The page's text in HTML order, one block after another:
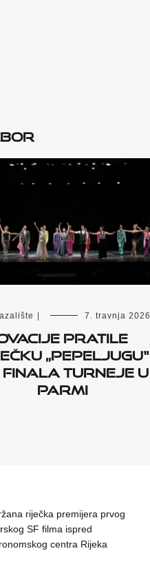
| 7. travnja 2026.
pratile
„Pepeljugu“
finala turneje u
Parmi
riječka premijera prvog
SF filma ispred
centra Rijeka